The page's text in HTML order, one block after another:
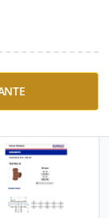
Corr Plastik